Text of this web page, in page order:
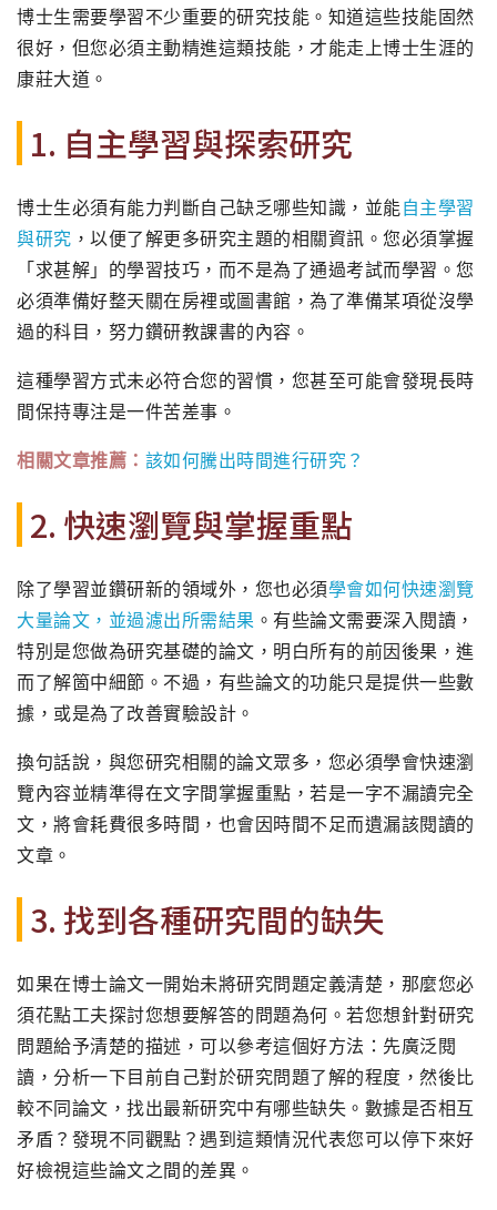
博士生需要學習不少重要的研究技能。知道這些技能固然
很好， 但您必須主動精進這類技能，才能走上博士生涯的
康莊大道。
1. 自主學習與探索研究
博士生必須有能力判斷自己缺乏哪些知識，並能自主學習
與研究 ， 以便了解更多研究主題的相關資訊。您必須掌握
「求甚解」 的學習技巧，而不是為了通過考試而學習。 您
必須準備好整天關在房裡或圖書館， 為了準備某項從沒學
過的科目，努力鑽研教課書的內容。
這種學習方式未必符合您的習慣， 您甚至可能會發現長時
間保持專注是一件苦差事。
相關文章推薦： 該如何騰出時間進行研究？
2. 快速瀏覽與掌握重點
除了學習並鑽研新的領域外，您也必須學會如何快速瀏覽
大量論文， 並過濾出所需結果 。有些論文需要深入閱讀，
特別是您做為研究基礎的論文，明白所有的前因後果， 進
而了解箇中細節。不過，有些論文的功能只是提供一些數
據， 或是為了改善實驗設計。
換句話說，與您研究相關的論文眾多， 您必須學會快速瀏
覽內容並精準得在文字間掌握重點， 若是一字不漏讀完全
文，將會耗費很多時間， 也會因時間不足而遺漏該閱讀的
文章。
3. 找到各種研究間的缺失
如果在博士論文一開始未將研究問題定義清楚， 那麼您必
須花點工夫探討您想要解答的問題為何。 若您想針對研究
問題給予清楚的描述，可以參考這個好方法： 先廣泛閱
讀，分析一下目前自己對於研究問題了解的程度， 然後比
較不同論文，找出最新研究中有哪些缺失。 數據是否相互
矛盾？發現不同觀點？遇到這類情況代表您可以停下來好
好檢視這些論文之間的差異。